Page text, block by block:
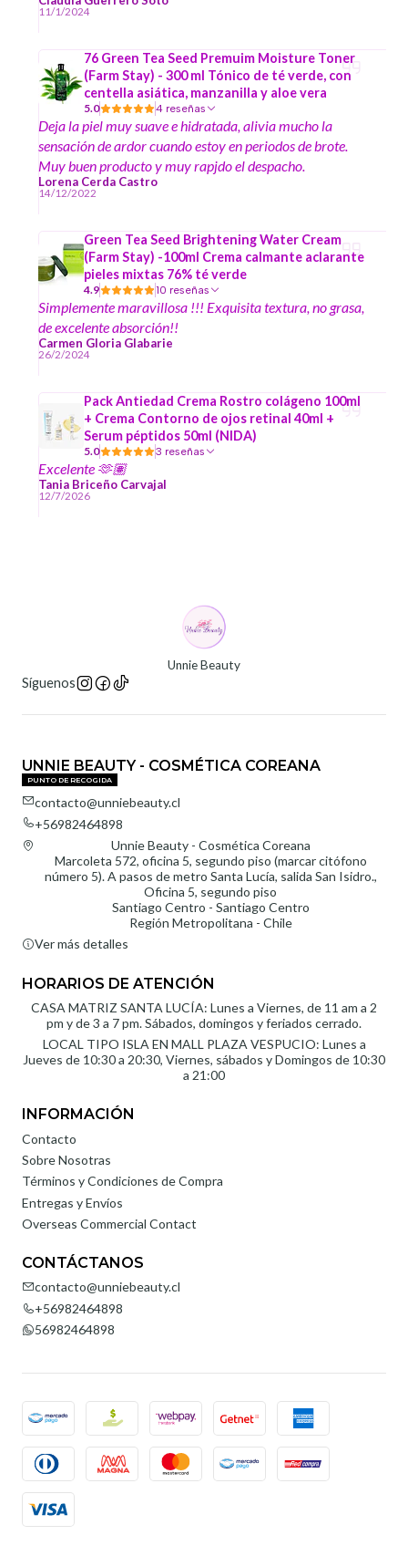
11/1/2024
76 Green Tea Seed Premuim Moisture Toner
(Farm Stay) - 300 ml Tónico de té verde, con
centella asiática, manzanilla y aloe vera
5.0 4 reseñas
Deja la piel muy suave e hidratada, alivia mucho la
sensación de ardor cuando estoy en periodos de brote.
Muy buen producto y muy rapjdo el despacho.
Lorena Cerda Castro
14/12/2022
Green Tea Seed Brightening Water Cream
(Farm Stay) -100ml Crema calmante aclarante
pieles mixtas 76% té verde
4.9 10 reseñas
Simplemente maravillosa !!! Exquisita textura, no grasa,
de excelente absorción!!
Carmen Gloria Glabarie
26/2/2024
Pack Antiedad Crema Rostro colágeno 100ml
+ Crema Contorno de ojos retinal 40ml +
Serum péptidos 50ml (NIDA)
5.0 3 reseñas
Excelente 🫶🏽
Tania Briceño Carvajal
12/7/2026
Unnie Beauty
Síguenos
UNNIE BEAUTY - COSMÉTICA COREANA
PUNTO DE RECOGIDA
contacto@unniebeauty.cl
+56982464898
Unnie Beauty - Cosmética Coreana
Marcoleta 572, oficina 5, segundo piso (marcar citófono
número 5). A pasos de metro Santa Lucía, salida San Isidro.,
Oficina 5, segundo piso
Santiago Centro - Santiago Centro
Región Metropolitana - Chile
Ver más detalles
HORARIOS DE ATENCIÓN
CASA MATRIZ SANTA LUCÍA: Lunes a Viernes, de 11 am a 2
pm y de 3 a 7 pm. Sábados, domingos y feriados cerrado.
LOCAL TIPO ISLA EN MALL PLAZA VESPUCIO: Lunes a
Jueves de 10:30 a 20:30, Viernes, sábados y Domingos de 10:30
a 21:00
INFORMACIÓN
Contacto
Sobre Nosotras
Términos y Condiciones de Compra
Entregas y Envíos
Overseas Commercial Contact
CONTÁCTANOS
contacto@unniebeauty.cl
+56982464898
56982464898